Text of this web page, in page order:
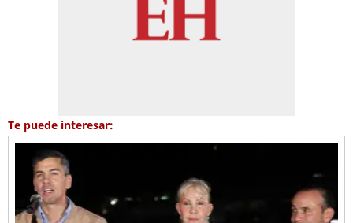
Te puede interesar: